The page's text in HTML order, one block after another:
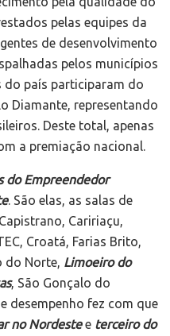
pelas equipes da
de desenvolvimento
pelos municípios
do país participaram do
Diamante, representando
Deste total, apenas
a premiação nacional.
do Empreendedor
. São elas, as salas de
Caririaçu,
Croatá, Farias Brito,
do Norte, Limoeiro do
, São Gonçalo do
desempenho fez com que
no Nordestee terceiro do